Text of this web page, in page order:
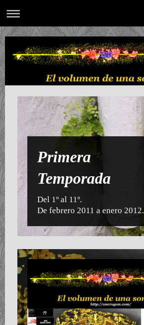
Primera
Temporada
Del 1º al 11º.
De febrero 2011 a enero 2012.